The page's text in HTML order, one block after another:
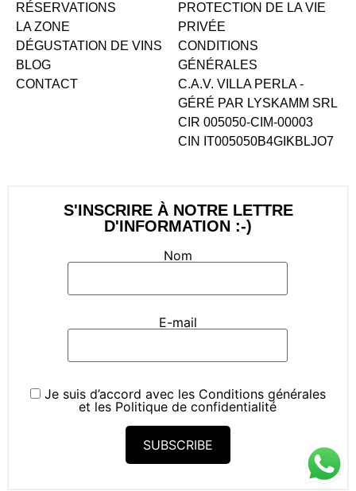
RÉSERVATIONS
LA ZONE
DÉGUSTATION DE VINS
BLOG
CONTACT
PROTECTION DE LA VIE
PRIVÉE
CONDITIONS
GÉNÉRALES
C.A.V. VILLA PERLA -
GÉRÉ PAR LYSKAMM SRL
CIR 005050-CIM-00003
CIN IT005050B4GIKBLJO7
S'INSCRIRE À NOTRE LETTRE
D'INFORMATION :-)
Nom
E-mail
Je suis d’accord avec les Conditions générales
et les Politique de confidentialité
SUBSCRIBE